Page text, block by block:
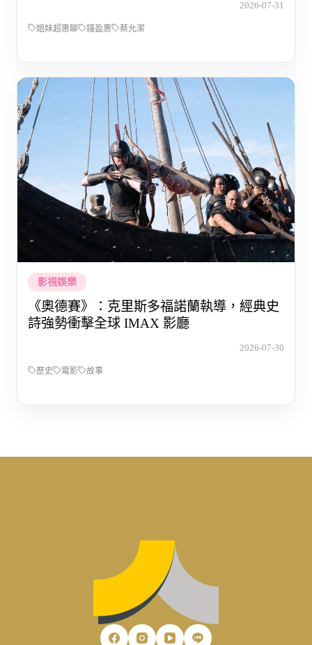
2026-07-31
姐妹超惠聊 鐘盈惠 蔡允潔
影視娛樂
《奧德賽》：克里斯多福諾蘭執導，經典史
詩強勢衝擊全球 IMAX 影廳
2026-07-30
歷史 電影 故事